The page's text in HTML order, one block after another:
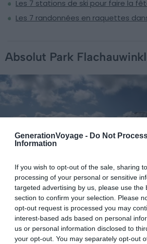
GenerationVoyage - Do Not
Information
If you wish to opt-out of the sale, sharing
processing of your personal or sensitive
targeted advertising by us, please use the
section to confirm your selection. Please
opt-out request is processed you may
interest-based ads based on personal
us or personal information disclosed to
your opt-out. You may separately opt-out
Les 7 stations de ski pour faire la
Les 7 randonnées en raquettes
Absolut Park